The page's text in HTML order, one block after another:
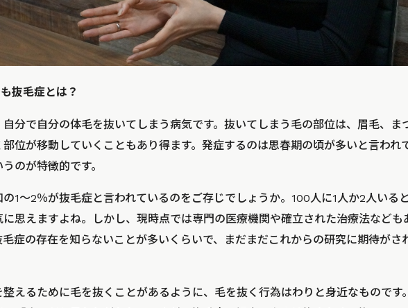
抜毛症とは？
分で自分の体毛を抜いてしまう病気です。抜いてしまう毛の部位は、眉毛、ま
位が移動していくこともあり得ます。発症するのは思春期の頃が多いと言われ
のが特徴的です。
の1～2％が抜毛症と言われているのをご存じでしょうか。100人に1人か2人いる
に思えますよね。しかし、現時点では専門の医療機関や確立された治療法なども
毛症の存在を知らないことが多いくらいで、まだまだこれからの研究に期待がさ
整えるために毛を抜くことがあるように、毛を抜く行為はわりと身近なものです